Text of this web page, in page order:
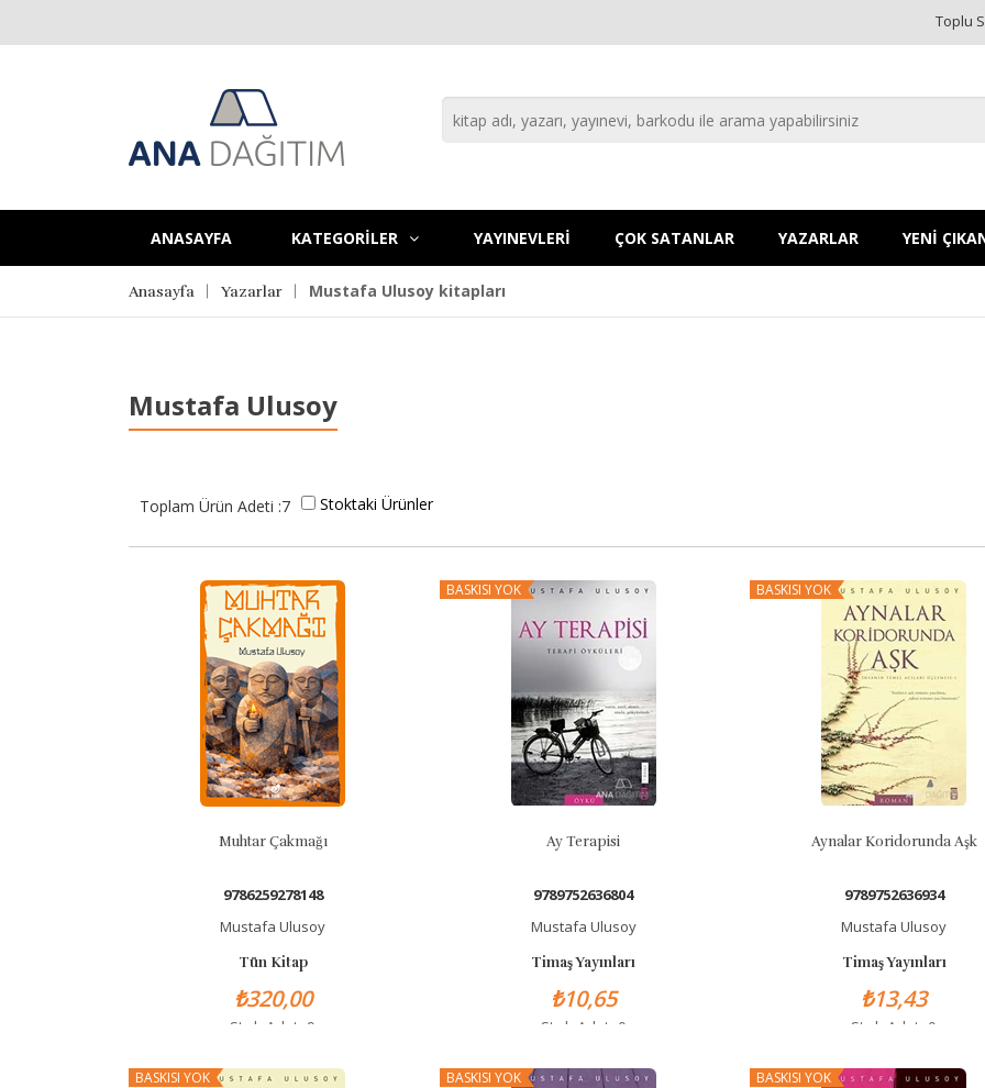
Toplu
ANASAYFA KATEGORİLER YAYINEVLERİ ÇOK SATANLAR YAZARLAR YENİ
Anasayfa Yazarlar Mustafa Ulusoy kitapları
Mustafa Ulusoy
Toplam Ürün Adeti :7 Stoktaki Ürünler
Muhtar Çakmağı
9786259278148
Mustafa Ulusoy
Tün Kitap
₺320,00
Stok Adet: 9
BASKISI YOK
Ay Terapisi
9789752636804
Mustafa Ulusoy
Timaş Yayınları
₺10,65
Stok Adet: 0
BASKISI YOK
Aynalar Koridorunda Aşk
9789752636934
Mustafa Ulusoy
Timaş Yayınları
₺13,43
Stok Adet: 0
BASKISI YOK BASKISI YOK BASKISI YOK